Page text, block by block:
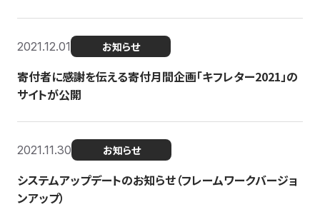
2021.12.01 お知らせ
寄付者に感謝を伝える寄付月間企画「キフレター2021」の
サイトが公開
2021.11.30 お知らせ
システムアップデートのお知らせ（フレームワークバージョ
ンアップ）